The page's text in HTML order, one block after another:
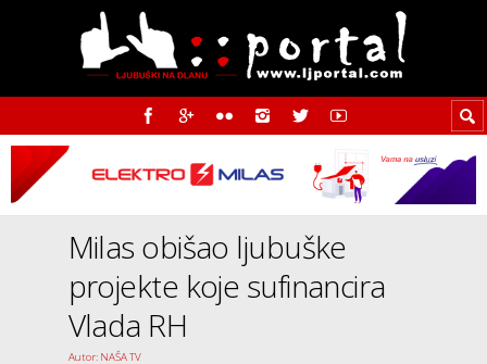
Milas obišao ljubuške
projekte koje sufinancira
Vlada RH
Autor: NAŠA TV